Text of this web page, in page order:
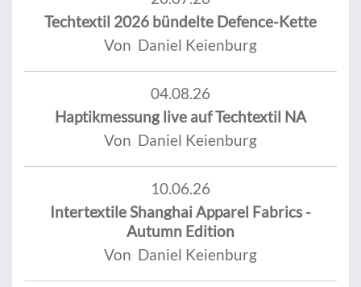
Techtextil 2026 bündelte Defence-Kette
Von Daniel Keienburg
04.08.26
Haptikmessung live auf Techtextil NA
Von Daniel Keienburg
10.06.26
Intertextile Shanghai Apparel Fabrics -
Autumn Edition
Von Daniel Keienburg